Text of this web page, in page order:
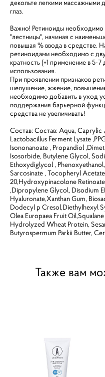
декольте легкими массажными
глаз.
Важно! Ретиноиды необходимо
"лестницы", начиная с
повышая % ввода в средстве.
ретиноидами необходимо с
кратность (+1 применение в 5-
использования.
При проявлении признаков
шелушение, жжение,
необходимо добавить в уход
поддержания барьерной
средства не увеличивать!
Состав: Состав: Aqua,
Lactobacillus Ferment Lysate
Isononanoate , Propandiol
Isosorbide, Butylene Glycol,
Ethoxydiglycol ,
Sarcosinate , Tocopheryl
20,Hydroxypinacolone
,Dipropylene Glycol, Disodium
Hyaluronate,Xanthan Gum,
Dodecyl p Cresol,Diethylhexyl
Olea Europaea Fruit
Hydrolyzed Wheat Protein,
Butyrospermum Parkii Butter,
Также вам